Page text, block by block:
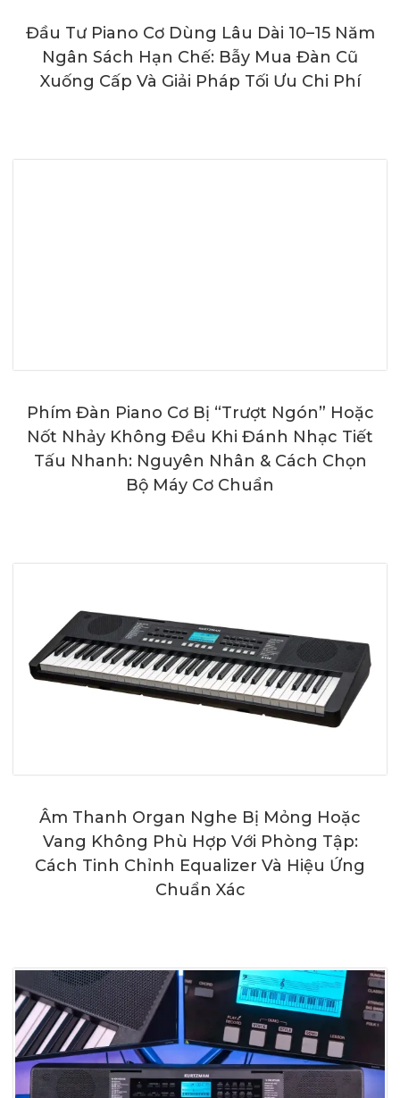
Đầu Tư Piano Cơ Dùng Lâu Dài 10–15 Năm
Ngân Sách Hạn Chế: Bẫy Mua Đàn Cũ
Xuống Cấp Và Giải Pháp Tối Ưu Chi Phí
Phím Đàn Piano Cơ Bị “Trượt Ngón” Hoặc
Nốt Nhảy Không Đều Khi Đánh Nhạc Tiết
Tấu Nhanh: Nguyên Nhân & Cách Chọn
Bộ Máy Cơ Chuẩn
Âm Thanh Organ Nghe Bị Mỏng Hoặc
Vang Không Phù Hợp Với Phòng Tập:
Cách Tinh Chỉnh Equalizer Và Hiệu Ứng
Chuẩn Xác